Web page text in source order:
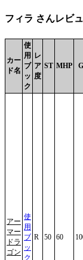
フィラ さんレビ
カー
ド名
使
用
ブ
ッ
ク
レ
ア
度
ST MHP G
アー
マー
ドラ
ゴン
使
用
ブ
ッ
ク
R 50 60